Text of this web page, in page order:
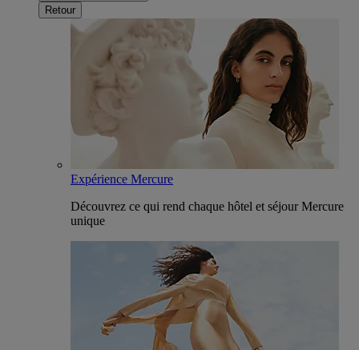
Retour
Expérience Mercure
Découvrez ce qui rend chaque hôtel et séjour Mercure
unique